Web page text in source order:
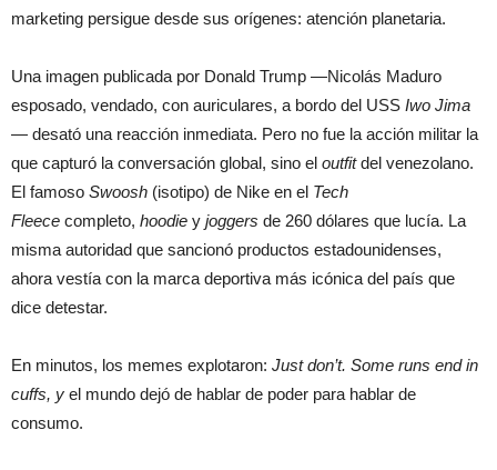
marketing persigue desde sus orígenes: atención planetaria.
Una imagen publicada por Donald Trump —Nicolás Maduro
esposado, vendado, con auriculares, a bordo del USS Iwo Jima
— desató una reacción inmediata. Pero no fue la acción militar la
que capturó la conversación global, sino el outfitdel venezolano.
El famoso Swoosh (isotipo) de Nike en el Tech
Fleece completo, hoodie y joggers de 260 dólares que lucía. La
misma autoridad que sancionó productos estadounidenses,
ahora vestía con la marca deportiva más icónica del país que
dice detestar.
En minutos, los memes explotaron: Just don’t. Some runs end in
cuffs, y el mundo dejó de hablar de poder para hablar de
consumo.